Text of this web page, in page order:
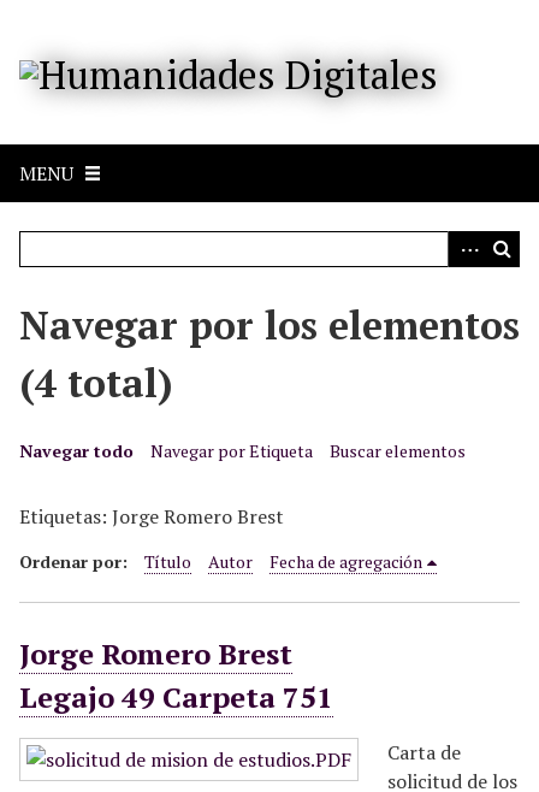
MENU
Navegar por los elementos
(4 total)
Navegar todo Navegar por Etiqueta Buscar elementos
Etiquetas: Jorge Romero Brest
Ordenar por: Título Autor Fecha de agregación
Jorge Romero Brest
Legajo 49 Carpeta 751
Carta de
solicitud de los